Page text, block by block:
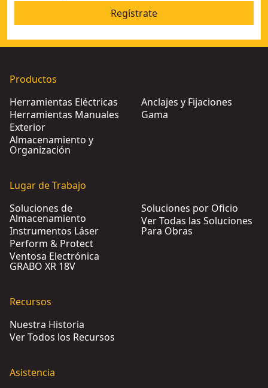
Regístrate
Productos
Herramientas Eléctricas
Herramientas Manuales
Exterior
Almacenamiento y
Organización
Anclajes y Fijaciones
Gama
Lugar de Trabajo
Soluciones de
Almacenamiento
Instrumentos Láser
Perform & Protect
Ventosa Electrónica
GRABO XR 18V
Soluciones por Oficio
Ver Todas las Soluciones
Para Obras
Recursos
Nuestra Historia
Ver Todos los Recursos
Asistencia